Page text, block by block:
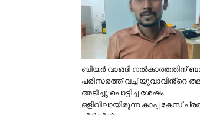
ബിയർ വാങ്ങി നൽകാത്തതിന്
പരിസരത്ത് വച്ച് യുവാവിൻ്റെ
അടിച്ചു പൊട്ടിച്ച ശേഷം
ഒളിവിലായിരുന്ന കാപ്പ കേസ്